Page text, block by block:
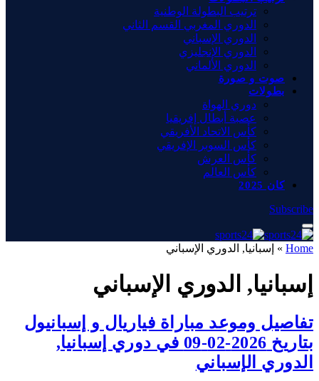
ترتيب البطولة الوطنية
الدوري المغربي القسم الثاني
الدوري الإسباني
الدوري الإنجليزي
الدوري الألماني
صوت و صورة
بطولات
دوري الهواة
عصبة أبطال إفريقيا
كأس الاتحاد الأفريقي
كأس السوبر الإفريقي
كأس العرش
كأس العالم
كان 2025
Subscribe
Home
» إسبانيا, الدوري الإسباني
إسبانيا, الدوري الإسباني
تفاصيل وموعد مباراة فياريال و إسبانيول
بتاريخ 2026-02-09 في دوري إسبانيا,
الدوري الإسباني